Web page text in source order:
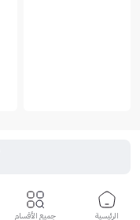
الرئيسية جميع الأقسام